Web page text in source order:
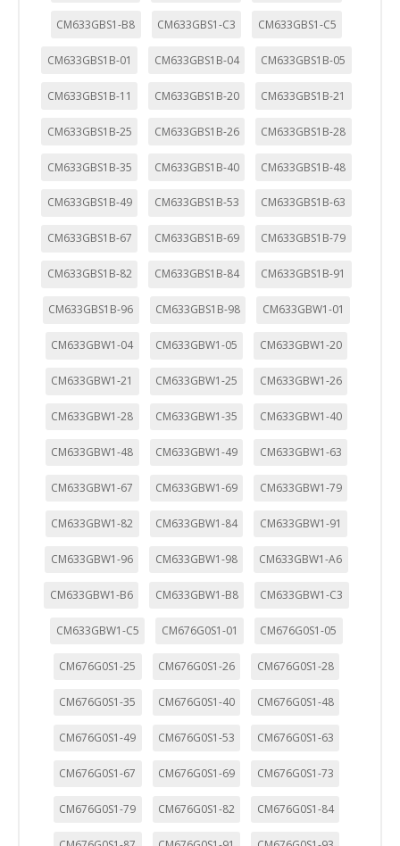
CM633GBS1-B8 CM633GBS1-C3 CM633GBS1-C5
CM633GBS1B-01 CM633GBS1B-04 CM633GBS1B-05
CM633GBS1B-11 CM633GBS1B-20 CM633GBS1B-21
CM633GBS1B-25 CM633GBS1B-26 CM633GBS1B-28
CM633GBS1B-35 CM633GBS1B-40 CM633GBS1B-48
CM633GBS1B-49 CM633GBS1B-53 CM633GBS1B-63
CM633GBS1B-67 CM633GBS1B-69 CM633GBS1B-79
CM633GBS1B-82 CM633GBS1B-84 CM633GBS1B-91
CM633GBS1B-96 CM633GBS1B-98 CM633GBW1-01
CM633GBW1-04 CM633GBW1-05 CM633GBW1-20
CM633GBW1-21 CM633GBW1-25 CM633GBW1-26
CM633GBW1-28 CM633GBW1-35 CM633GBW1-40
CM633GBW1-48 CM633GBW1-49 CM633GBW1-63
CM633GBW1-67 CM633GBW1-69 CM633GBW1-79
CM633GBW1-82 CM633GBW1-84 CM633GBW1-91
CM633GBW1-96 CM633GBW1-98 CM633GBW1-A6
CM633GBW1-B6 CM633GBW1-B8 CM633GBW1-C3
CM633GBW1-C5 CM676G0S1-01 CM676G0S1-05
CM676G0S1-25 CM676G0S1-26 CM676G0S1-28
CM676G0S1-35 CM676G0S1-40 CM676G0S1-48
CM676G0S1-49 CM676G0S1-53 CM676G0S1-63
CM676G0S1-67 CM676G0S1-69 CM676G0S1-73
CM676G0S1-79 CM676G0S1-82 CM676G0S1-84
"Configuración de cookies" al pie de la página. También puedes